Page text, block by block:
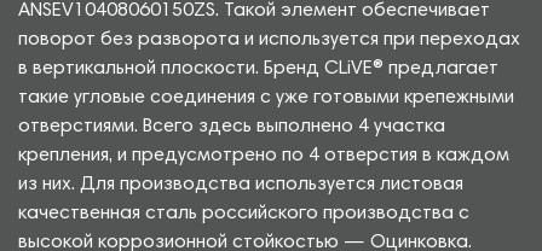
ANSEV10408060150ZS. Такой элемент обеспечивает
поворот без разворота и используется при переходах
в вертикальной плоскости. Бренд CLiVE® предлагает
такие угловые соединения с уже готовыми крепежными
отверстиями. Всего здесь выполнено 4 участка
крепления, и предусмотрено по 4 отверстия в каждом
из них. Для производства используется листовая
качественная сталь российского производства с
высокой коррозионной стойкостью — Оцинковка.